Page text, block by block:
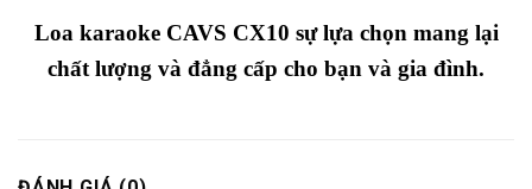
Loa karaoke CAVS CX10 sự lựa chọn mang lại
chất lượng và đẳng cấp cho bạn và gia đình.